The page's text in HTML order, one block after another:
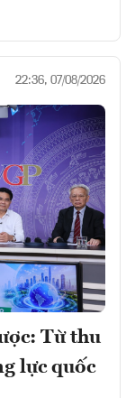
22:36, 07/08/2026
Từ thu
lực quốc